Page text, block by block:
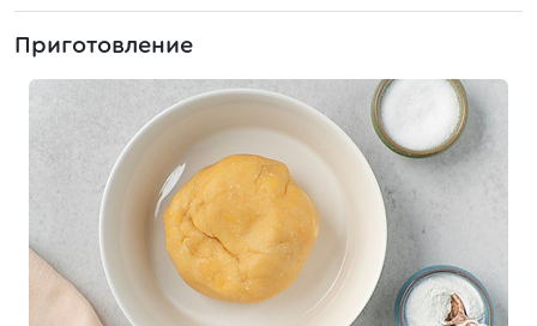
Приготовление